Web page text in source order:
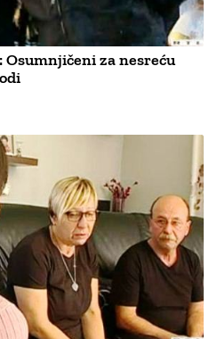
Osumnjičeni za nesreću